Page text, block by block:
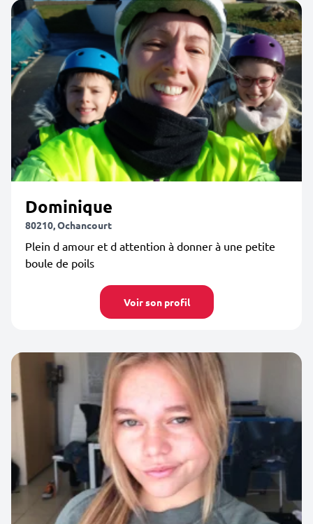
Dominique
80210, Ochancourt
Plein d amour et d attention à donner à une petite
boule de poils
Voir son profil